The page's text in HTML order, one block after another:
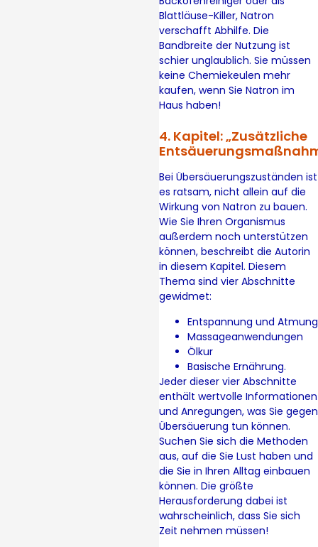
Blattläuse-Killer, Natron
verschafft Abhilfe. Die
Bandbreite der Nutzung ist
schier unglaublich. Sie müssen
keine Chemiekeulen mehr
kaufen, wenn Sie Natron im
Haus haben!
4. Kapitel: „Zusätzliche
Bei Übersäuerungszuständen ist
es ratsam, nicht allein auf die
Wirkung von Natron zu bauen.
Wie Sie Ihren Organismus
außerdem noch unterstützen
können, beschreibt die Autorin
in diesem Kapitel. Diesem
Thema sind vier Abschnitte
gewidmet:
Entspannung und Atmung
Massageanwendungen
Ölkur
Basische Ernährung.
Jeder dieser vier Abschnitte
enthält wertvolle Informationen
und Anregungen, was Sie gegen
Übersäuerung tun können.
Suchen Sie sich die Methoden
aus, auf die Sie Lust haben und
die Sie in Ihren Alltag einbauen
können. Die größte
Herausforderung dabei ist
wahrscheinlich, dass Sie sich
Zeit nehmen müssen!